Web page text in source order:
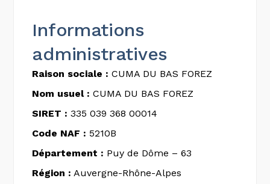
Informations
administratives
Raison sociale : CUMA DU BAS FOREZ
Nom usuel : CUMA DU BAS FOREZ
SIRET : 335 039 368 00014
Code NAF : 5210B
Département : Puy de Dôme – 63
Région : Auvergne-Rhône-Alpes